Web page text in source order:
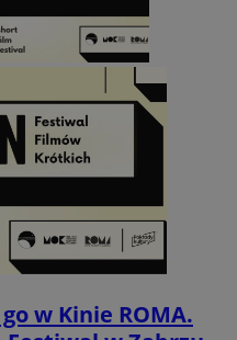
w Kinie ROMA.